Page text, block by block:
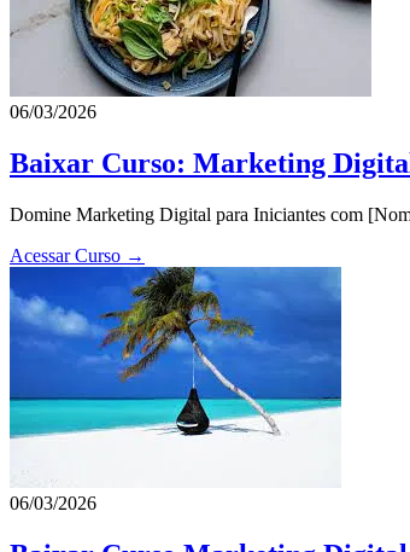
06/03/2026
Baixar Curso: Marketing
Domine Marketing Digital para Iniciantes com
Acessar Curso →
06/03/2026